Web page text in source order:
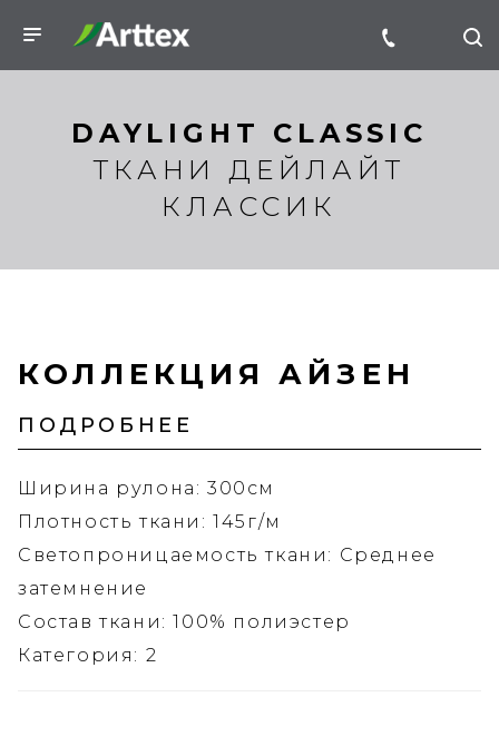
DAYLIGHT CLASSIC
ТКАНИ ДЕЙЛАЙТ
КЛАССИК
КОЛЛЕКЦИЯ АЙЗЕН
ПОДРОБНЕЕ
Ширина рулона: 300см
Плотность ткани: 145г/м
Светопроницаемость ткани: Среднее
затемнение
Состав ткани: 100% полиэстер
Категория: 2